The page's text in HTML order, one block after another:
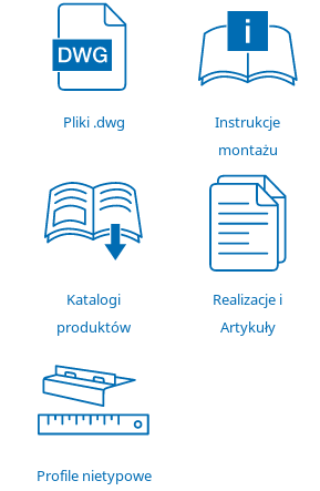
Pliki .dwg
Instrukcje
montażu
Katalogi
produktów
Realizacje i
Artykuły
Profile nietypowe